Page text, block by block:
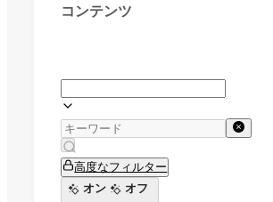
コンテンツ
高度なフィルター
オン
オフ